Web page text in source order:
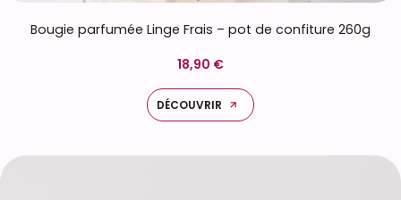
Bougie parfumée Linge Frais – pot de confiture 260g
18,90 €
DÉCOUVRIR